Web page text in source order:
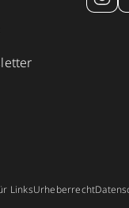
LinksUrheberrecht